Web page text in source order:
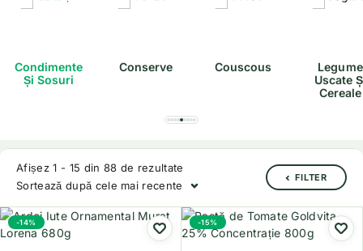
Condimente
Și Sosuri
Conserve Couscous
Legume
Uscate
Cereale
Afișez 1 - 15 din 88 de rezultate
Sortează după cele mai recente
FILTER
-14% -15%